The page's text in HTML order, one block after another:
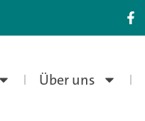
Über uns